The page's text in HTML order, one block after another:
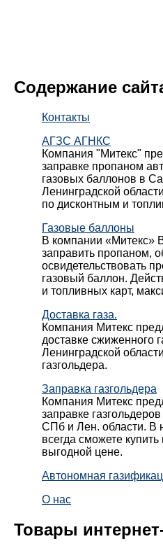
Содержание
Контакты
АГЗС АГНКС
Компания "Митекс"
заправке пропаном
газовых баллонов в
Ленинградской
по дисконтным и
Газовые баллоны
В компании «Митекс»
заправить пропаном,
освидетельствовать
газовый баллон.
и топливных карт,
Доставка газа.
Компания Митекс
доставке сжиженного
Ленинградской
газгольдера.
Заправка газгольдера
Компания Митекс
заправке
СПб и Лен. области. В
всегда сможете купить
выгодной цене.
Автономная
О нас
Товары